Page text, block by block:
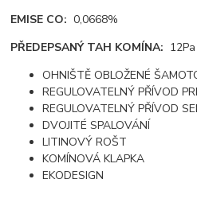
EMISE CO:0,0668%
PŘEDEPSANÝ TAH KOMÍNA: 12Pa
OHNIŠTĚ OBLOŽENÉ
REGULOVATELNÝ PŘÍVOD
REGULOVATELNÝ PŘÍVOD
DVOJITÉ SPALOVÁNÍ
LITINOVÝ ROŠT
KOMÍNOVÁ KLAPKA
EKODESIGN